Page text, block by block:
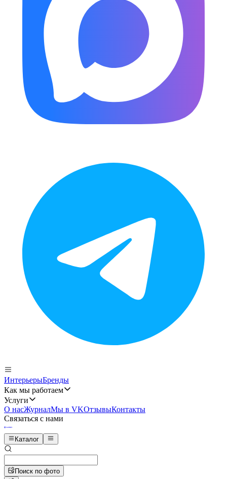
ИнтерьерыБренды
Как мы работаем
Услуги
О насЖурналМы в VKОтзывыКонтакты
Связаться с нами
Каталог
Поиск по фото